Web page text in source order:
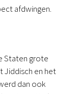
afdwingen.
Staten grote
Jiddisch en het
dan ook